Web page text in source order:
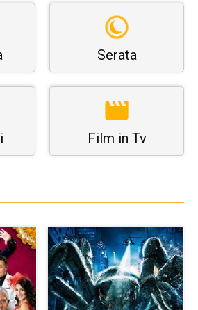
Serata
Film in Tv